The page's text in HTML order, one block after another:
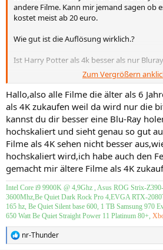
andere Filme. Kann mir jemand sagen ob
kostet meist ab 20 euro.
Wie gut ist die Auflösung wirklich.?
Ist Harry Potter als 4k besser als nur
Merkt man den unterschied oder ist es
Vielleicht hat jemand die Filme Harry
mir mehr sagen kann. Oder andere Filme,
alles hoch.Oder auch wie das Bild ist, der
Funktion. Postet einfach was ihr wisst.
Zum Vergrößern
Hallo,also alle Filme die älter als 6
als 4K zukaufen weil da wird nur die
kannst du dir besser eine Blu-Ray
hochskaliert und sieht genau so gut
Filme als 4K sehen nicht besser
hochskaliert wird,ich habe auch den
gemacht mir ältere Filme als 4K
Intel Core i9 9900K @ 4,9Ghz , Asus ROG Strix-
3600Mhz,Be Quiet Dark Rock Pro 4,EVGA RTX-
165 hz, Be Quiet Silent base 600, 1 TB Samsung 970
650 Watt Be Quiet Straight Power 11 Platinum 80+,
R
e
nr-Thunder